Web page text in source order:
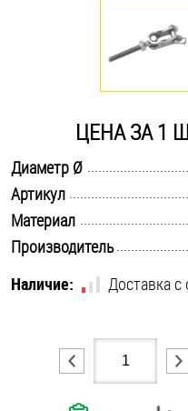
Оснастка и
Саморезы и шурупы
Стопорные кольца
Такелаж
Шайбы
Шпильки
ЦЕНА ЗА 1
Диаметр Ø
Артикул
Материал
Производитель
Наличие:
Доставка с